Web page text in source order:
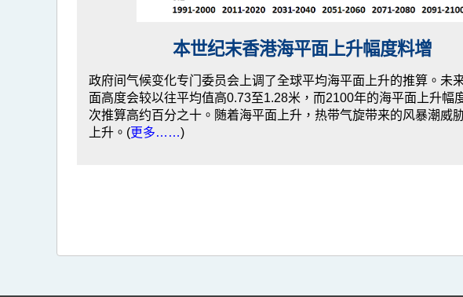
本世纪末香港海平面上升幅度料增
政府间气候变化专门委员会上调了全球平均海平面上升的推算。未
面高度会较以往平均值高0.73至1.28米，而2100年的海平面上升幅
次推算高约百分之十。随着海平面上升，热带气旋带来的风暴潮威
上升。(更多……)